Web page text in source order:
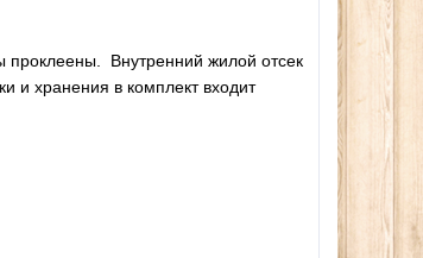
проклеены. Внутренний жилой отсек
и хранения в комплект входит